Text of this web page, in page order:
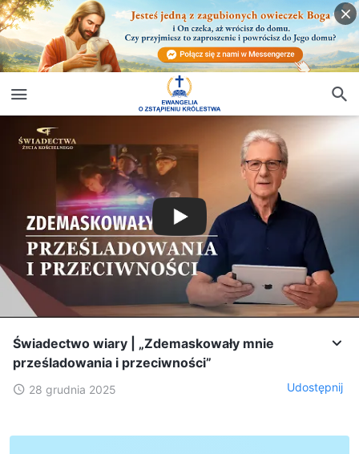
Świadectwo wiary | „Zdemaskowały mnie
prześladowania i przeciwności”
28 grudnia 2025 Udostępnij